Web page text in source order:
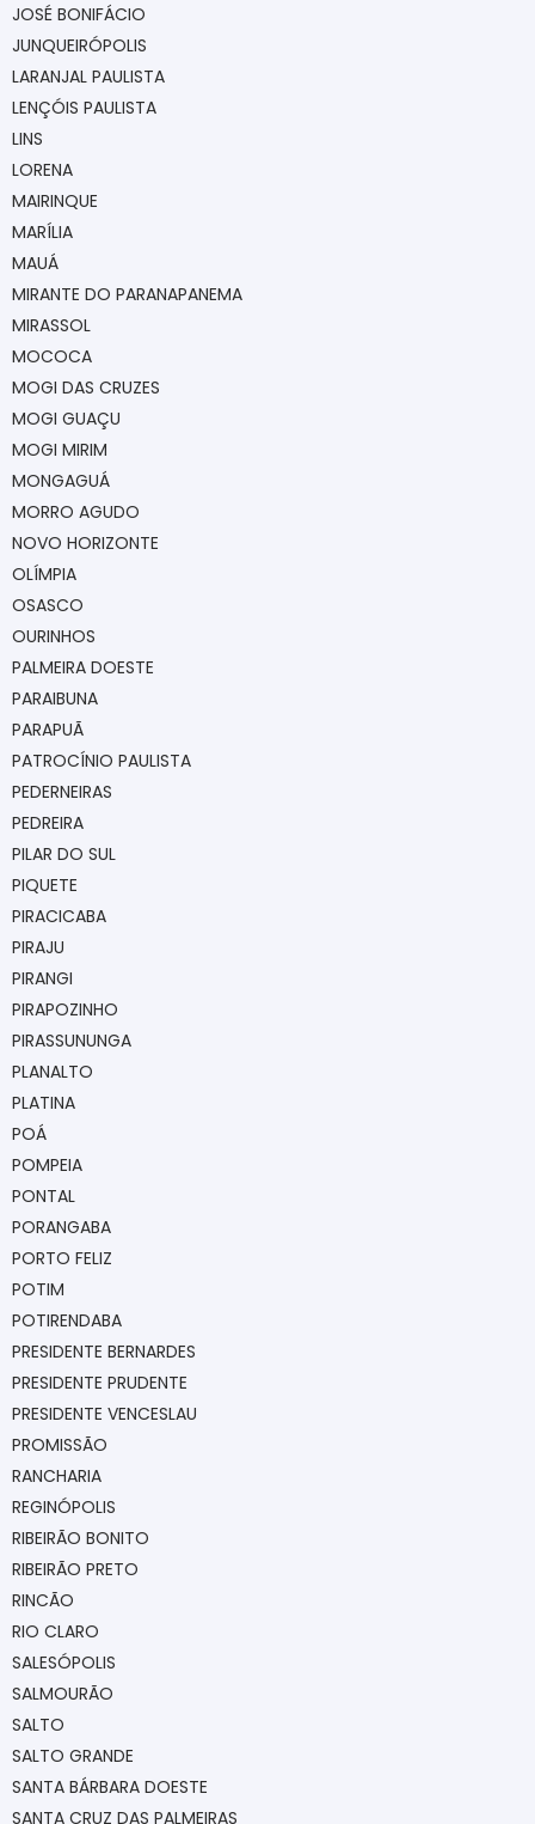
JOSÉ BONIFÁCIO
JUNQUEIRÓPOLIS
LARANJAL PAULISTA
LENÇÓIS PAULISTA
LINS
LORENA
MAIRINQUE
MARÍLIA
MAUÁ
MIRANTE DO PARANAPANEMA
MIRASSOL
MOCOCA
MOGI DAS CRUZES
MOGI GUAÇU
MOGI MIRIM
MONGAGUÁ
MORRO AGUDO
NOVO HORIZONTE
OLÍMPIA
OSASCO
OURINHOS
PALMEIRA DOESTE
PARAIBUNA
PARAPUÃ
PATROCÍNIO PAULISTA
PEDERNEIRAS
PEDREIRA
PILAR DO SUL
PIQUETE
PIRACICABA
PIRAJU
PIRANGI
PIRAPOZINHO
PIRASSUNUNGA
PLANALTO
PLATINA
POÁ
POMPEIA
PONTAL
PORANGABA
PORTO FELIZ
POTIM
POTIRENDABA
PRESIDENTE BERNARDES
PRESIDENTE PRUDENTE
PRESIDENTE VENCESLAU
PROMISSÃO
RANCHARIA
REGINÓPOLIS
RIBEIRÃO BONITO
RIBEIRÃO PRETO
RINCÃO
RIO CLARO
SALESÓPOLIS
SALMOURÃO
SALTO
SALTO GRANDE
SANTA BÁRBARA DOESTE
SANTA CRUZ DAS PALMEIRAS